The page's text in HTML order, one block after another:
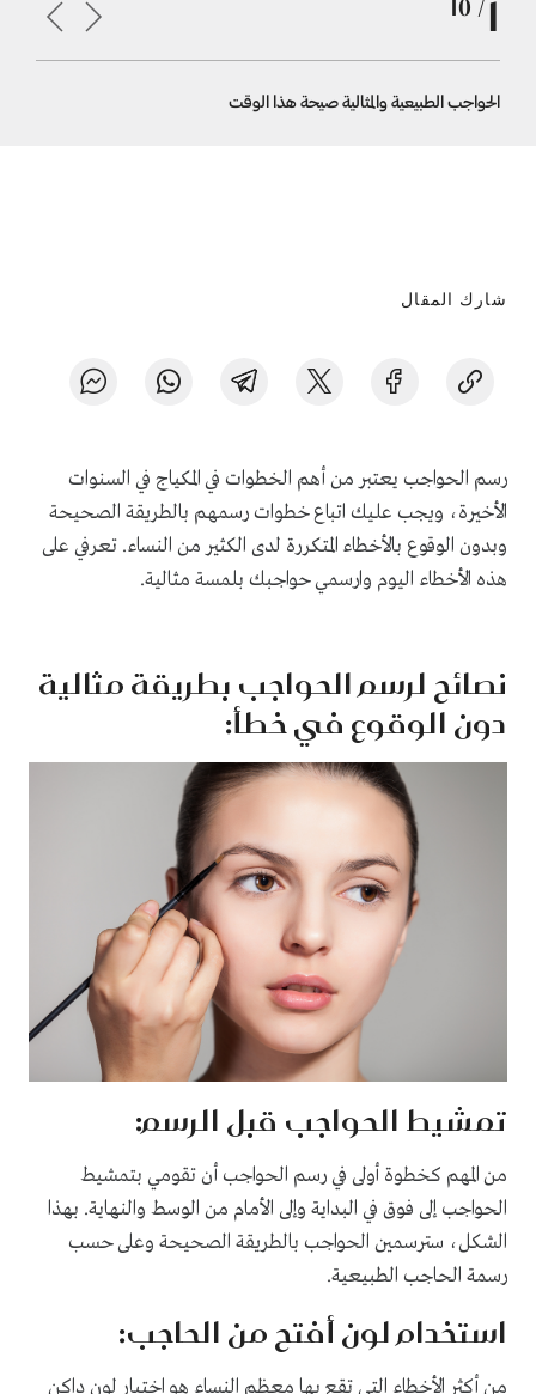
الحواجب الطبيعية والمثالية صيحة هذا الوقت
شارك المقال
رسم الحواجب يعتبر من أهم الخطوات في المكياج في السنوات
الأخيرة، ويجب عليك اتباع خطوات رسمهم بالطريقة الصحيحة
وبدون الوقوع بالأخطاء المتكررة لدى الكثير من النساء. تعرفي على
هذه الأخطاء اليوم وارسمي حواجبك بلمسة مثالية.
نصائح لرسم الحواجب بطريقة مثالية
دون الوقوع في خطأ:
تمشيط الحواجب قبل الرسم:
من المهم كخطوة أولى في رسم الحواجب أن تقومي بتمشيط
الحواجب إلى فوق في البداية وإلى الأمام من الوسط والنهاية. بهذا
الشكل، سترسمين الحواجب بالطريقة الصحيحة وعلى حسب
رسمة الحاجب الطبيعية.
استخدام لون أفتح من الحاجب:
من أكثر الأخطاء التي تقع بها معظم النساء هو اختيار لون داكن